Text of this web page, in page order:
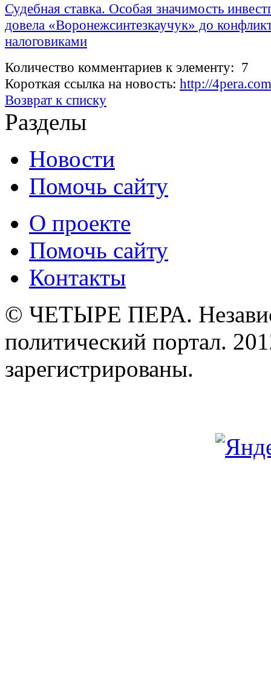
Судебная ставка. Особая значимость
довела «Воронежсинтезкаучук» до
налоговиками
Количество комментариев к элементу: 7
Короткая ссылка на новость: http://
Возврат к списку
Разделы
Новости
Помочь сайту
О проекте
Помочь сайту
Контакты
© ЧЕТЫРЕ ПЕРА.
политический портал.
зарегистрированы.